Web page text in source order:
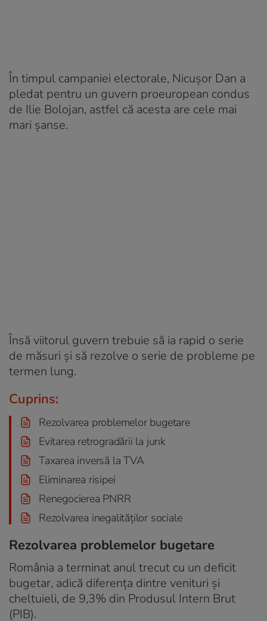
În timpul campaniei electorale, Nicușor Dan a
pledat pentru un guvern proeuropean condus
de Ilie Bolojan, astfel că acesta are cele mai
mari șanse.
Însă viitorul guvern trebuie să ia rapid o serie
de măsuri și să rezolve o serie de probleme pe
termen lung.
Cuprins:
Rezolvarea problemelor bugetare
Evitarea retrogradării la junk
Taxarea inversă la TVA
Eliminarea risipei
Renegocierea PNRR
Rezolvarea inegalităților sociale
Rezolvarea problemelor bugetare
România a terminat anul trecut cu un deficit
bugetar, adică diferența dintre venituri și
cheltuieli, de 9,3% din Produsul Intern Brut
(PIB).